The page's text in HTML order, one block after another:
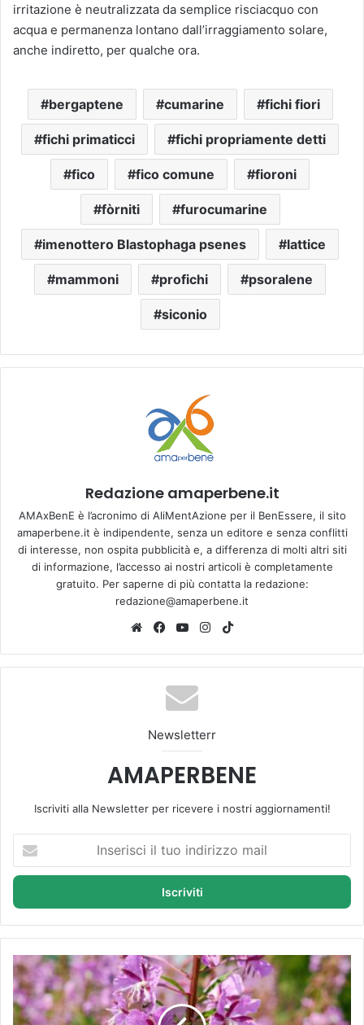
irritazione è neutralizzata da semplice risciacquo con
acqua e permanenza lontano dall’irraggiamento solare,
anche indiretto, per qualche ora.
bergaptene cumarine fichi fiori
fichi primaticci fichi propriamente detti
fico fico comune fioroni
fòrniti furocumarine
imenottero Blastophaga psenes lattice
mammoni profichi psoralene
siconio
Redazione amaperbene.it
AMAxBenE è l’acronimo di AliMentAzione per il BenEssere, il sito
amaperbene.it è indipendente, senza un editore e senza conflitti
di interesse, non ospita pubblicità e, a differenza di molti altri siti
di informazione, l’accesso ai nostri articoli è completamente
gratuito. Per saperne di più contatta la redazione:
redazione@amaperbene.it
We
te
Fa
bo
ok
Yo
Tu
be
Ins
ra
k
Newsletterr
AMAPERBENE
Iscriviti alla Newsletter per ricevere i nostri aggiornamenti!
s
r
i
c
i
i
l
E
p
i
l